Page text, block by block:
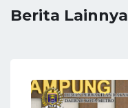
Berita Lainnya